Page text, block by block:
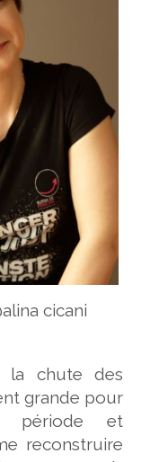
la chute des
grande pour
période et
reconstruire